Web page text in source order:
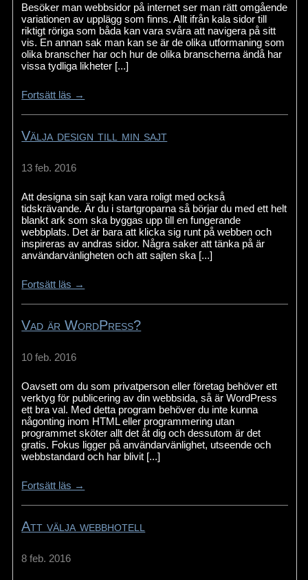
Besöker man webbsidor på internet ser man rätt omgående
variationen av upplägg som finns. Allt ifrån kala sidor till
riktigt röriga som båda kan vara svåra att navigera på sitt
vis. En annan sak man kan se är de olika utformaning som
olika branscher har och hur de olika branscherna ändå har
vissa tydliga likheter [...]
Fortsätt läs →
Välja design till min sajt
13 feb. 2016
Att designa sin sajt kan vara roligt med också
tidskrävande. Är du i startgroparna så börjar du med ett helt
blankt ark som ska byggas upp till en fungerande
webbplats. Det är bara att klicka sig runt på webben och
inspireras av andras sidor. Några saker att tänka på är
användarvänligheten och att sajten ska [...]
Fortsätt läs →
Vad är WordPress?
10 feb. 2016
Oavsett om du som privatperson eller företag behöver ett
verktyg för publicering av din webbsida, så är WordPress
ett bra val. Med detta program behöver du inte kunna
någonting inom HTML eller programmering utan
programmet sköter allt det åt dig och dessutom är det
gratis. Fokus ligger på användarvänlighet, utseende och
webbstandard och har blivit [...]
Fortsätt läs →
Att välja webbhotell
8 feb. 2016